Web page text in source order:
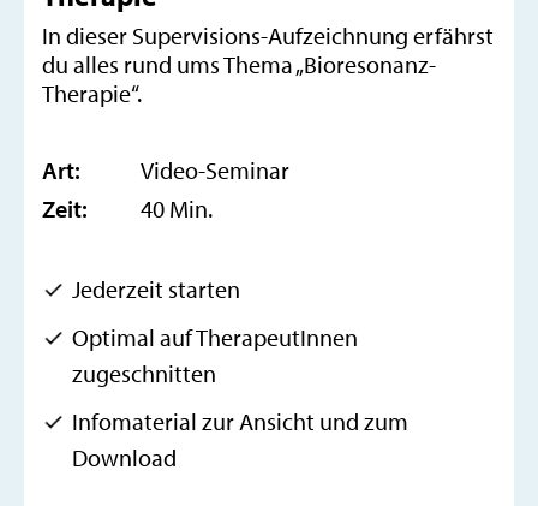
In dieser Supervisions-Aufzeichnung erfährst
du alles rund ums Thema „Bioresonanz-
Therapie“.
Art:
Video-Seminar
Zeit:
40 Min.
Jederzeit starten
Optimal auf TherapeutInnen
zugeschnitten
Infomaterial zur Ansicht und zum
Download